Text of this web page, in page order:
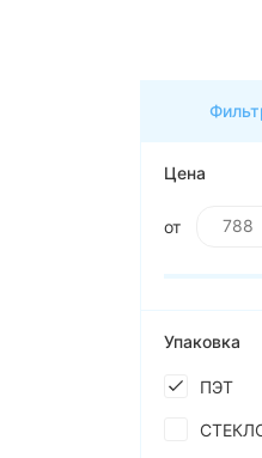
Цена
от
Упаковка
ПЭТ